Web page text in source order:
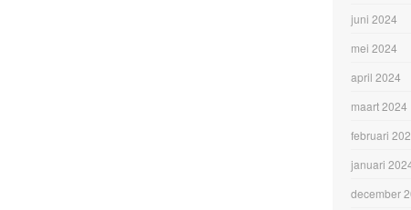
juni 2024
mei 2024
april 2024
maart 2024
februari
januari
december